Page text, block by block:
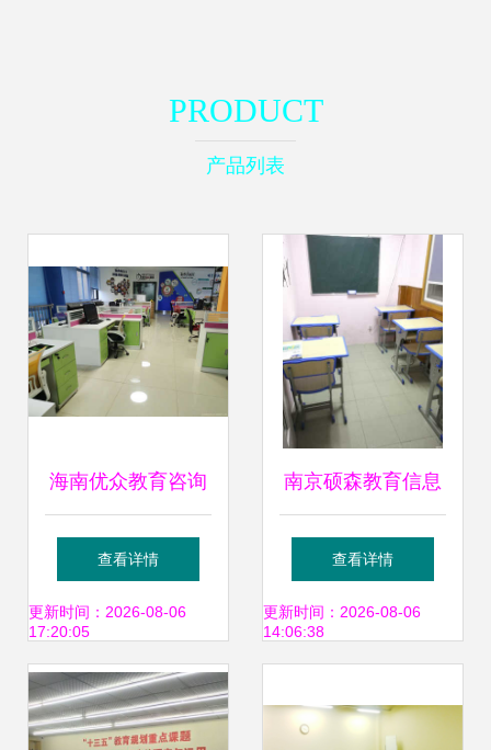
PRODUCT
产品列表
海南优众教育咨询
精准导航，赋能未
来教育之路
查看详情
更新时间：2026-08-06
17:20:05
南京硕森教育信息
咨询 专业导航，点
亮求学之路
查看详情
更新时间：2026-08-06
14:06:38